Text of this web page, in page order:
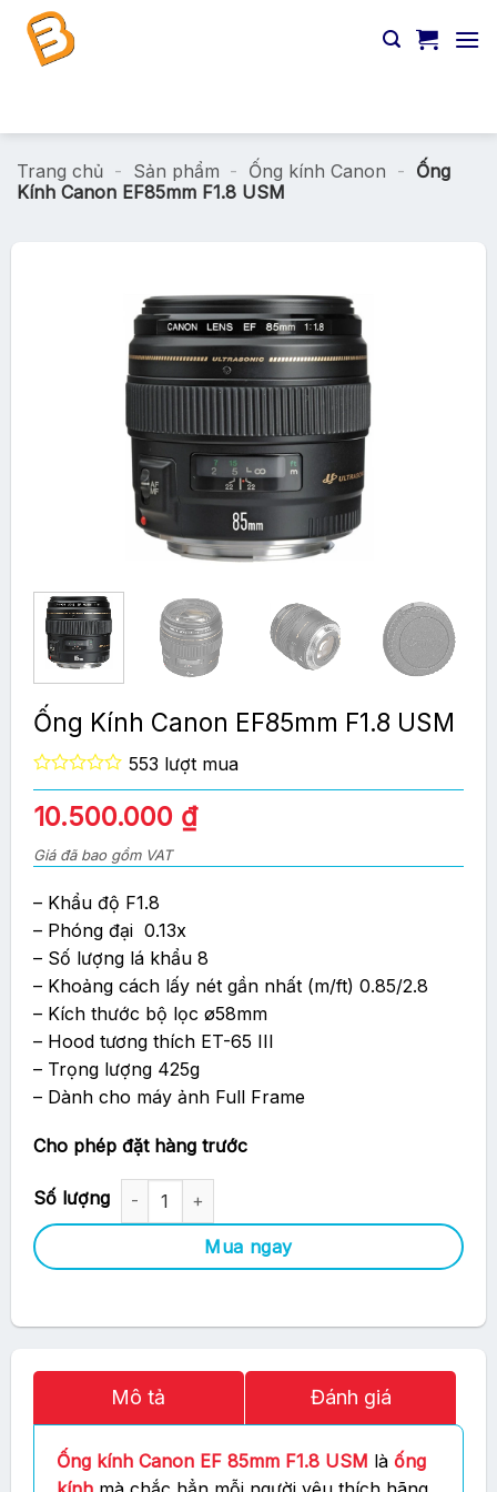
Chuyển
đến
Trang chủ - Sản phẩm - Ống kính Canon - Ống
Kính Canon EF85mm F1.8 USM
Ống Kính Canon EF85mm F1.8 USM
0
out
of
553 lượt mua
10.500.000 ₫
Giá đã bao gồm VAT
– Khẩu độ F1.8
– Phóng đại 0.13x
– Số lượng lá khẩu 8
– Khoảng cách lấy nét gần nhất (m/ft) 0.85/2.8
– Kích thước bộ lọc ø58mm
– Hood tương thích ET-65 III
– Trọng lượng 425g
– Dành cho máy ảnh Full Frame
Cho phép đặt hàng trước
Ống Kính Canon EF85mm F1.8 USM số lượng
Mua ngay
Mô tả Đánh giá
Ống kính Canon EF 85mm F1.8 USM là ống